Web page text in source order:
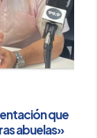
que
abuelas»